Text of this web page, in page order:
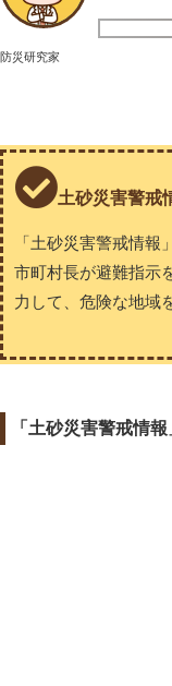
防災研究家
土砂災害警戒
「土砂災害警戒情
市町村長が避難指示
力して、危険な地域
「土砂災害警戒情